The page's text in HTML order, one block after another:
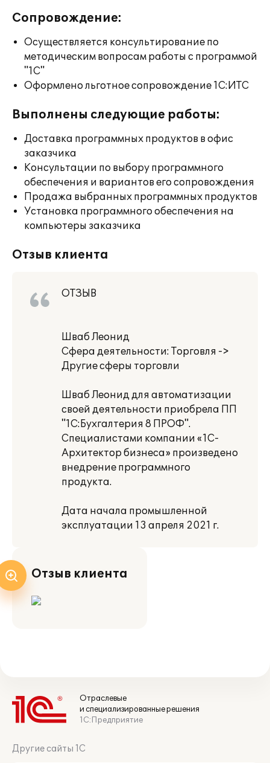
Сопровождение:
Осуществляется консультирование по
методическим вопросам работы с программой
"1С"
Оформлено льготное сопровождение 1С:ИТС
Выполнены следующие работы:
Доставка программных продуктов в офис
заказчика
Консультации по выбору программного
обеспечения и вариантов его сопровождения
Продажа выбранных программных продуктов
Установка программного обеспечения на
компьютеры заказчика
Отзыв клиента
ОТЗЫВ
Шваб Леонид
Сфера деятельности: Торговля ->
Другие сферы торговли
Шваб Леонид для автоматизации
своей деятельности приобрела ПП
"1С:Бухгалтерия 8 ПРОФ".
Специалистами компании «1С-
Архитектор бизнеса» произведено
внедрение программного
продукта.
Дата начала промышленной
эксплуатации 13 апреля 2021 г.
Отзыв клиента
Отраслевые
и специализированные решения
1С:Предприятие
Другие сайты 1С